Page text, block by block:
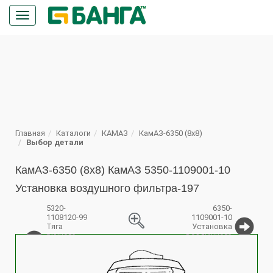
Кнопка
меню
Главная Каталоги КАМАЗ
КамАЗ-6350 (8х8)
Выбор детали
КамАЗ-6350 (8х8) КамАЗ 5350-1109001-10
Установка воздушного фильтра-197
5320-
1108120-99
Тяга
ручного
6350-
1109001-10
Установка
воздушного